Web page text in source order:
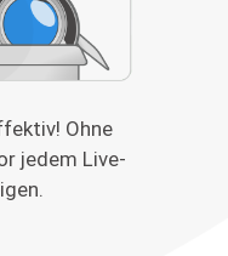
Ohne
jedem Live-